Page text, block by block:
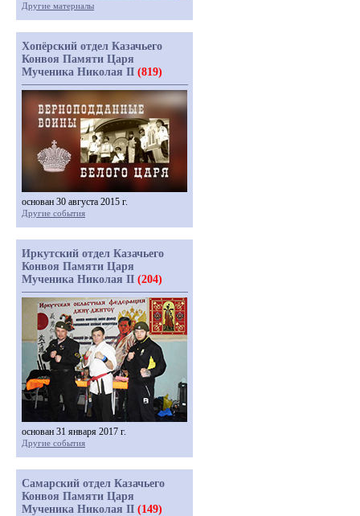
Другие материалы
Хопёрский отдел Казачьего
Конвоя Памяти Царя
Мученика Николая II (819)
основан 30 августа 2015 г.
Другие события
Иркутский отдел Казачьего
Конвоя Памяти Царя
Мученика Николая II (204)
основан 31 января 2017 г.
Другие события
Самарский отдел Казачьего
Конвоя Памяти Царя
Мученика Николая II (149)